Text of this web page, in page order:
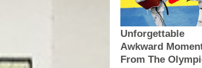
Unforgettable
Awkward
From The